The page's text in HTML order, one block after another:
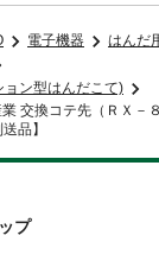
電子機器
はんだ
ン型はんだこて)
業 交換コテ先（ＲＸ
品】
プ